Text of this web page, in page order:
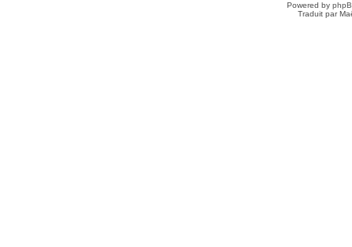
Powered by
Traduit par